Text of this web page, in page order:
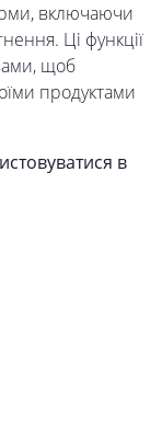
включаючи
Ці функції
щоб
продуктами
в